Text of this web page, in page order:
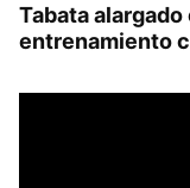
Tabata
entrenamiento